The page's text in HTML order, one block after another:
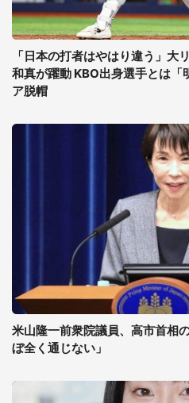
「日本の打者はやはり違う」大
和真が躍動 KBO出身選手とは「
ア脱帽
米山隆一前衆院議員、高市首相
ぼ全く通じない」